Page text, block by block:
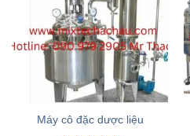
Máy cô đặc dược liệu